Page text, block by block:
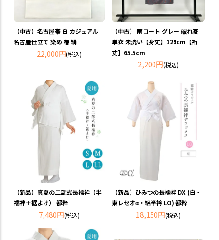
（中古）名古屋帯 白 カジュアル
名古屋仕立て 染め 椿 絹
22,000円(税込)
（中古） 雨コート グレー 破れ菱
単衣 未洗い【身丈】129cm【裄
丈】65.5cm
2,200円(税込)
（新品）真夏の二部式長襦袢（半
襦袢＋裾よけ） 都粋
7,480円(税込)
（新品）ひみつの長襦袢 DX (白・
東レセオα・絽半衿 LO) 都粋
18,150円(税込)